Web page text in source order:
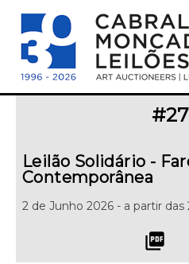
#27
Leilão Solidário -
Contemporânea
2 de Junho 2026 - a partir das
picture_as_pdf